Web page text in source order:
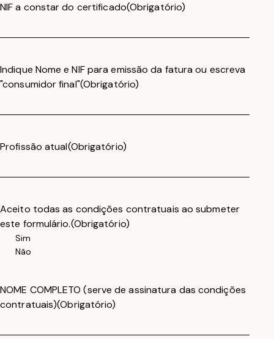
NIF a constar do certificado(Obrigatório)
Indique Nome e NIF para emissão da fatura ou escreva
"consumidor final"(Obrigatório)
Profissão atual(Obrigatório)
Aceito todas as condições contratuais ao submeter
este formulário.(Obrigatório)
Sim
Não
NOME COMPLETO (serve de assinatura das condições
contratuais)(Obrigatório)